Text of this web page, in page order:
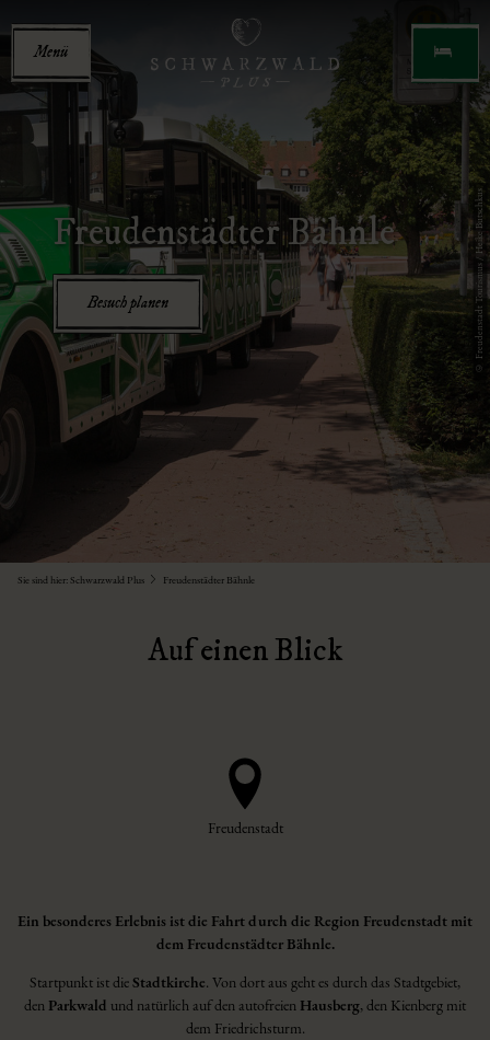
Menü
© Freudenstadt Tourismus / Heike Butschkus
Freudenstädter Bähnle
Besuch planen
Sie sind hier: Schwarzwald Plus Freudenstädter Bähnle
Auf einen Blick
Freudenstadt
Ein besonderes Erlebnis ist die Fahrt durch die Region Freudenstadt mit
dem Freudenstädter Bähnle.
Startpunkt ist dieStadtkirche. Von dort aus geht es durch das Stadtgebiet,
den Parkwald und natürlich auf den autofreien Hausberg, den Kienberg mit
dem Friedrichsturm.